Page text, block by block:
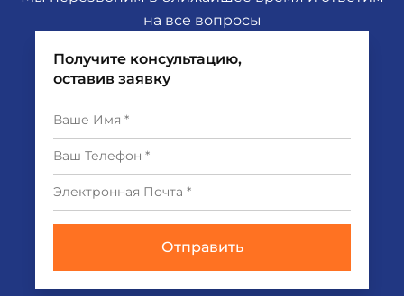
на все вопросы
Получите консультацию,
оставив заявку